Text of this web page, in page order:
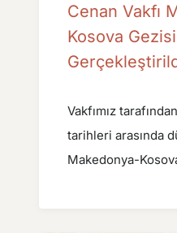
Cenan Vakfı
Kosova Gezisi
Vakfımız
tarihleri arasında
Makedonya-